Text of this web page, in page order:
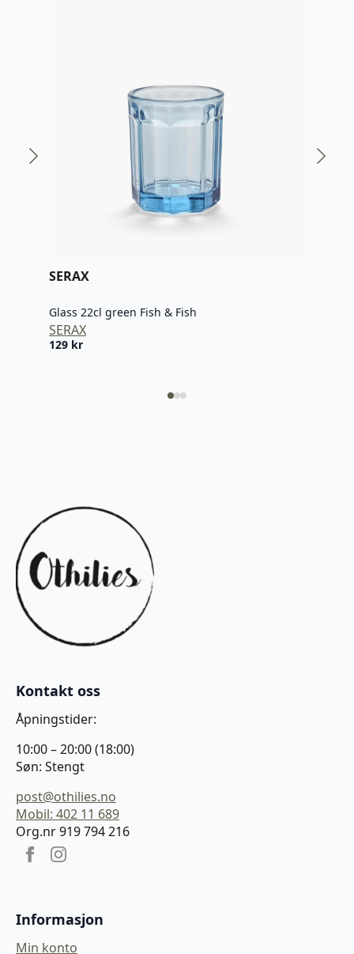
SERAX
Glass 22cl green Fish & Fish
SERAX
129 kr
Kontakt oss
Åpningstider:
10:00 – 20:00 (18:00)
Søn: Stengt
post@othilies.no
Mobil: 402 11 689
Org.nr 919 794 216
Informasjon
Min konto